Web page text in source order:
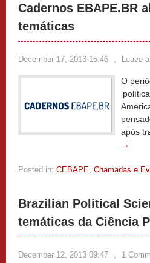
Cadernos EBAPE.BR
temáticas
December 17, 2013 15:46 , Leave
O
após
→
Posted in: CEBAPE, Chamadas e
Brazilian Political
temáticas da Ciência
December 12, 2013 09:47 , 1